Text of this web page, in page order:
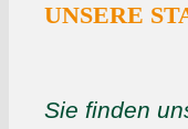
UNSERE
Sie finden